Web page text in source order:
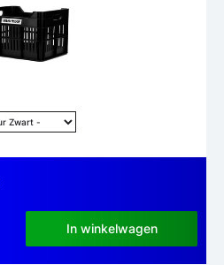
In winkelwagen